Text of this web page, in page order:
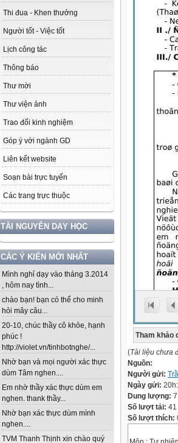
Thi đua - Khen thưởng
Người tốt - Việc tốt
Lịch công tác
Thông báo
Thư mời
Thư viện ảnh
Trao đổi kinh nghiệm
Góp ý với ngành GD
Liên kết website
Soạn bài trực tuyến
Các trang trực thuộc
TÀI NGUYÊN DẠY HỌC
CÁC Ý KIẾN MỚI NHẤT
Mình nghỉ dạy vào tháng 3.2014
, hôm nay tình...
chào bạn! bạn có thể cho minh
hỏi mây câu...
20-10, chúc thầy cô khỏe, hạnh
phúc !
http://violet.vn/tinhbotnghe/...
Nhờ bạn và mọi người xác thực
dùm Tâm nghen....
Em nhờ thầy xác thực dùm em
nghen. thank thầy...
Nhờ bạn xác thực dùm mình
nghen....
TVM Thanh Thịnh xin chào quý
Tham khảo
(Tài liệu chưa
Nguồn:
Người gửi:
Ngày gửi:
Dung lượng:
Số lượt tải: 41
Số lượt thích: